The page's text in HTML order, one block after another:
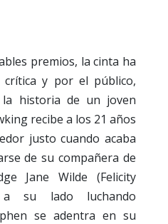
premios, la cinta ha
crítica y por el público,
historia de un joven
recibe a los 21 años
justo cuando acaba
de su compañera de
Jane Wilde (Felicity
a su lado luchando
se adentra en su